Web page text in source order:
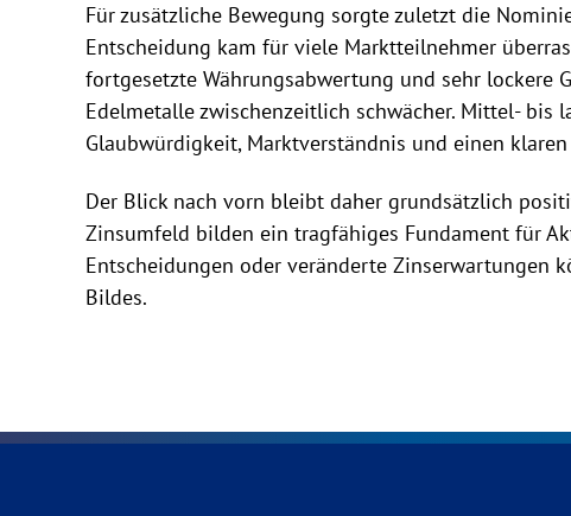
Für zusätzliche Bewegung sorgte zuletzt die
Entscheidung kam für viele Marktteilnehmer
fortgesetzte Währungsabwertung und sehr lockere
Edelmetalle zwischenzeitlich schwächer. Mittel-
Glaubwürdigkeit, Marktverständnis und einen
Der Blick nach vorn bleibt daher grundsätzlich
Zinsumfeld bilden ein tragfähiges Fundament für
Entscheidungen oder veränderte Zinserwartungen
Bildes.